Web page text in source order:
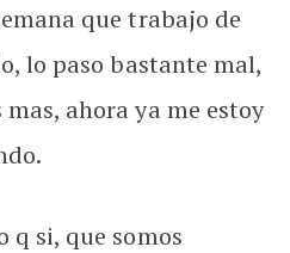
que trabajo de
lo paso bastante mal,
ahora ya me estoy
q si, que somos